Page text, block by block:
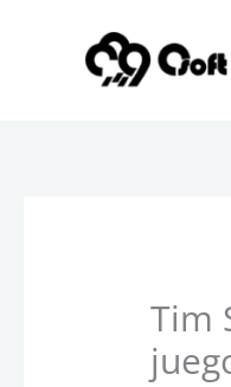
contenido
Tim